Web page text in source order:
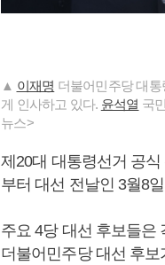
▲ 이재명 더불어민주당 대
게 인사하고 있다. 윤석열 국
뉴스>
제20대 대통령선거 공
부터 대선 전날인 3월8
주요 4당 대선 후보들은
더불어민주당 대선 후